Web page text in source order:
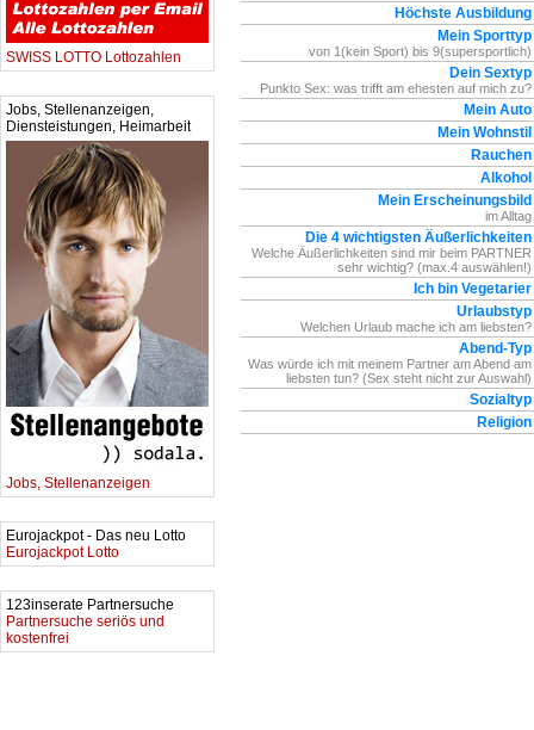
SWISS LOTTO Lottozahlen
Jobs, Stellenanzeigen,
Diensteistungen, Heimarbeit
Jobs, Stellenanzeigen
Eurojackpot - Das neu Lotto
Eurojackpot Lotto
123inserate Partnersuche
Partnersuche seriös und
kostenfrei
Höchste Ausbildung
Mein Sporttyp
von 1(kein Sport) bis 9(supersportlich)
Dein Sextyp
Punkto Sex: was trifft am ehesten auf mich zu?
Mein Auto
Mein Wohnstil
Rauchen
Alkohol
Mein Erscheinungsbild
im Alltag
Die 4 wichtigsten Äußerlichkeiten
Welche Äußerlichkeiten sind mir beim PARTNER
sehr wichtig? (max.4 auswählen!)
Ich bin Vegetarier
Urlaubstyp
Welchen Urlaub mache ich am liebsten?
Abend-Typ
Was würde ich mit meinem Partner am Abend am
liebsten tun? (Sex steht nicht zur Auswahl)
Sozialtyp
Religion